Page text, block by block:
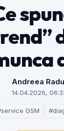
Andreea Radu
14.04.2026,
GSM